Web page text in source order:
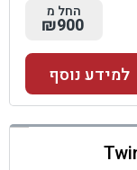
החל מ
₪900
למידע נוסף